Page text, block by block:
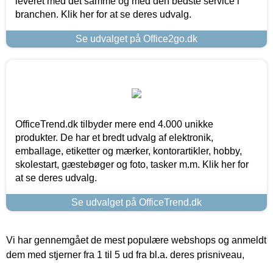
branchen. Klik her for at se deres udvalg.
Se udvalget på Office2go.dk
OfficeTrend.dk tilbyder mere end 4.000 unikke
produkter. De har et bredt udvalg af elektronik,
emballage, etiketter og mærker, kontorartikler, hobby,
skolestart, gæstebøger og foto, tasker m.m. Klik her for
at se deres udvalg.
Se udvalget på OfficeTrend.dk
Vi har gennemgået de mest populære webshops og anmeldt
dem med stjerner fra 1 til 5 ud fra bl.a. deres prisniveau,